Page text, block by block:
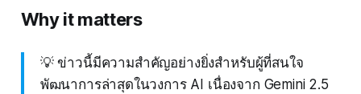
Why it matters
💡 ข่าวนี้มีความสำคัญอย่างยิ่งสำหรับผู้ที่สนใจ
พัฒนาการล่าสุดในวงการ AI เนื่องจาก Gemini 2.5